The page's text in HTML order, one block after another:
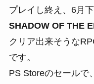
プレイし終え、6月
SHADOW OF THE
クリア出来そうな
です。
PS Storeのセールで